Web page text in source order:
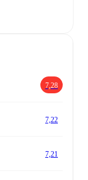
7,28
7,22
7,21